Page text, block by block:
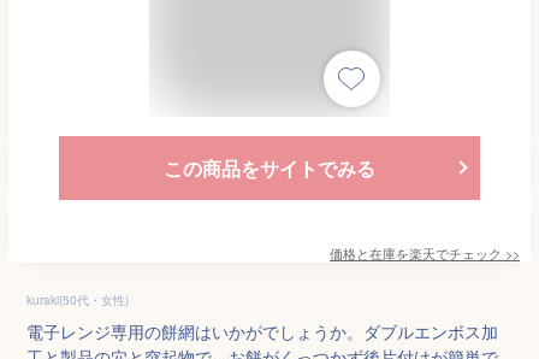
この商品をサイトでみる
価格と在庫を楽天でチェック >>
kuraki(50代・女性)
電子レンジ専用の餅網はいかがでしょうか。ダブルエンボス加